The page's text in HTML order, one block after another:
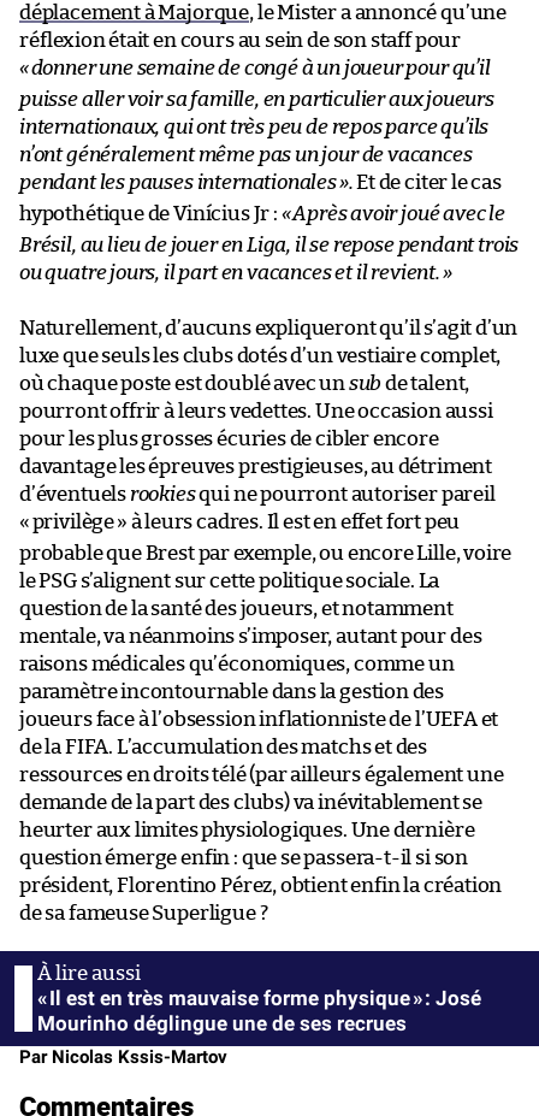
déplacement à Majorque, le Mister a annoncé qu’une
réflexion était en cours au sein de son staff pour
«donner une semaine de congé à un joueur pour qu’il
puisse aller voir sa famille, en particulier aux joueurs
internationaux, qui ont très peu de repos parce qu’ils
n’ont généralement même pas un jour de vacances
pendant les pauses internationales».Et de citer le cas
hypothétique de Vinícius Jr : «Après avoir joué avec le
Brésil, au lieu de jouer en Liga, il se repose pendant trois
ou quatre jours, il part en vacances et il revient.»
Naturellement, d’aucuns expliqueront qu’il s’agit d’un
luxe que seuls les clubs dotés d’un vestiaire complet,
où chaque poste est doublé avec un sub de talent,
pourront offrir à leurs vedettes. Une occasion aussi
pour les plus grosses écuries de cibler encore
davantage les épreuves prestigieuses, au détriment
d’éventuels rookiesqui ne pourront autoriser pareil
«privilège» à leurs cadres. Il est en effet fort peu
probable que Brest par exemple, ou encore Lille, voire
le PSG s’alignent sur cette politique sociale. La
question de la santé des joueurs, et notamment
mentale, va néanmoins s’imposer, autant pour des
raisons médicales qu’économiques, comme un
paramètre incontournable dans la gestion des
joueurs face à l’obsession inflationniste de l’UEFA et
de la FIFA. L’accumulation des matchs et des
ressources en droits télé (par ailleurs également une
demande de la part des clubs) va inévitablement se
heurter aux limites physiologiques. Une dernière
question émerge enfin : que se passera-t-il si son
président, Florentino Pérez, obtient enfin la création
de sa fameuse Superligue ?
« Il est en très mauvaise forme physique » : José
Mourinho déglingue une de ses recrues
Par Nicolas Kssis-Martov
Commentaires